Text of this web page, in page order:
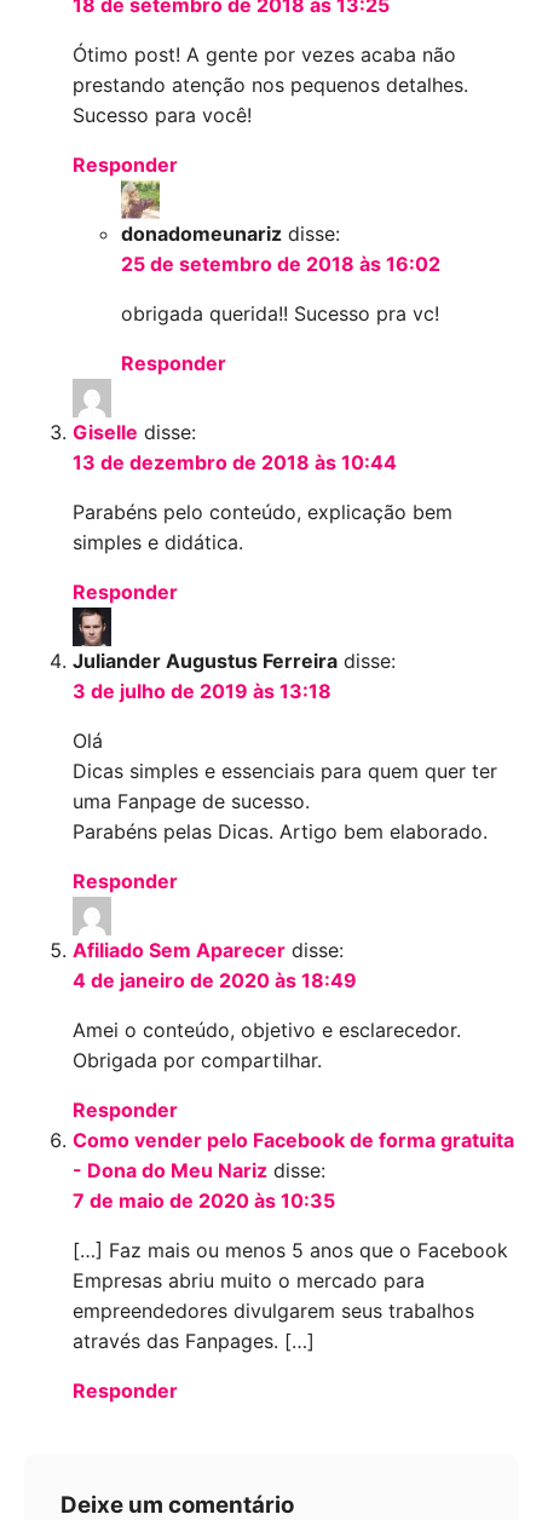
Ótimo post! A gente por vezes acaba não
prestando atenção nos pequenos detalhes.
Sucesso para você!
Responder
donadomeunariz disse:
25 de setembro de 2018 às 16:02
obrigada querida!! Sucesso pra vc!
Responder
Giselle disse:
13 de dezembro de 2018 às 10:44
Parabéns pelo conteúdo, explicação bem
simples e didática.
Responder
Juliander Augustus Ferreira disse:
3 de julho de 2019 às 13:18
Olá
Dicas simples e essenciais para quem quer ter
uma Fanpage de sucesso.
Parabéns pelas Dicas. Artigo bem elaborado.
Responder
Afiliado Sem Aparecer disse:
4 de janeiro de 2020 às 18:49
Amei o conteúdo, objetivo e esclarecedor.
Obrigada por compartilhar.
Responder
Como vender pelo Facebook de forma gratuita
- Dona do Meu Nariz disse:
7 de maio de 2020 às 10:35
[…] Faz mais ou menos 5 anos que o Facebook
Empresas abriu muito o mercado para
empreendedores divulgarem seus trabalhos
através das Fanpages. […]
Responder
Deixe um comentário